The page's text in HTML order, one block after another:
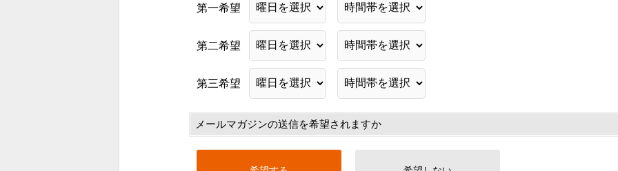
第一希望
第二希望
第三希望
メールマガジンの送信を希望されますか